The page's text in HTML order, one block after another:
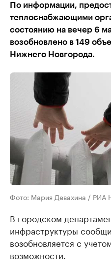
По информации,
теплоснабжающими
состоянию на вечер 6
возобновлено в 149
Нижнего Новгорода.
Фото: Мария Девахина / РИА
В городском
инфраструктуры
возобновляется с
возможности.